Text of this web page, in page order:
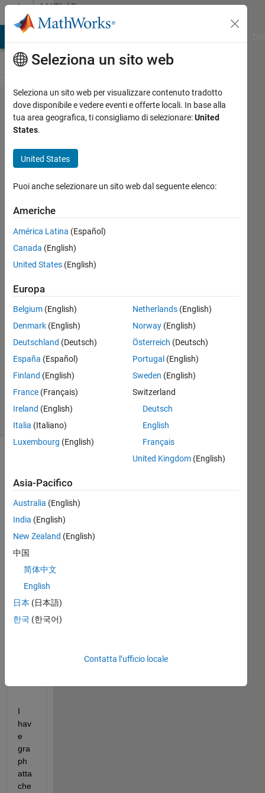
Vai al contenutoMATLAB
Answers
How to
calculate
on the
mohd
masud
18 Giu
2023
Risposte
Risposta
accettata
Aggiornato
20 Ott
2025
48
Visualizzazioni
(30 giorni)
fwhm.m
graph.fig
xstats.mat
ystats.mat
I
hav
e
gra
ph
atta
che
Seleziona un sito web
Seleziona un sito web per visualizzare contenuto tradotto
dove disponibile e vedere eventi e offerte locali. In base alla
tua area geografica, ti consigliamo di selezionare:United
States.
United States
Puoi anche selezionare un sito web dal seguente elenco:
Americhe
América Latina (Español)
Canada (English)
United States (English)
Europa
Belgium (English)
Denmark (English)
Deutschland (Deutsch)
España (Español)
Finland (English)
France (Français)
Ireland (English)
Italia (Italiano)
Luxembourg (English)
Netherlands(English)
Norway(English)
Österreich (Deutsch)
Portugal (English)
Sweden (English)
Switzerland
Deutsch
English
Français
United Kingdom(English)
Asia-Pacifico
Australia (English)
India (English)
New Zealand (English)
中国
简体中文
English
日本 (日本語)
한국 (한국어)
Contatta l’ufficio locale